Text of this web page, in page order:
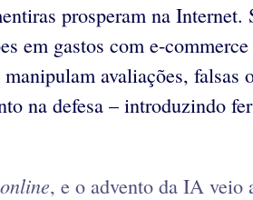
prosperam na Internet.
em gastos com e-
avaliações, falsas
na defesa – introduzindo
online, e o advento da IA veio